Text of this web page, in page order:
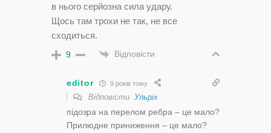
в нього серйозна сила удару.
Щось там трохи не так, не все
сходиться.
9 Відповісти
editor 9 років тому
Відповісти Ульріх
підозра на перелом ребра – це мало?
Прилюдне приниження – це мало?